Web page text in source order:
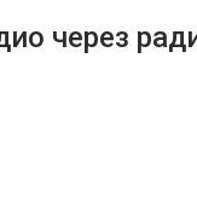
через